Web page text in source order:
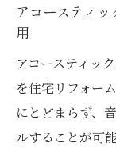
アコースティ
用
アコースティッ
を住宅リフォー
にとどまらず、
ルすることが可